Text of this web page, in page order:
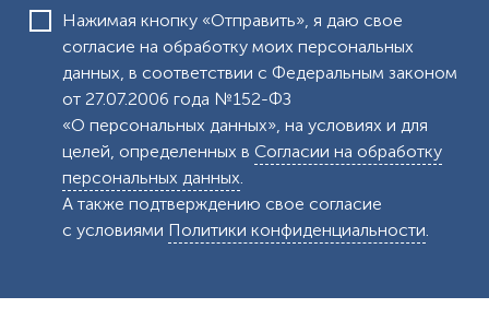
Нажимая кнопку «Отправить», я даю свое
согласие на обработку моих персональных
данных, в соответствии с Федеральным законом
от 27.07.2006 года №152-ФЗ
«О персональных данных», на условиях и для
целей, определенных в Согласии на обработку
персональных данных.
А также подтверждению свое согласие
с условиями Политики конфиденциальности.